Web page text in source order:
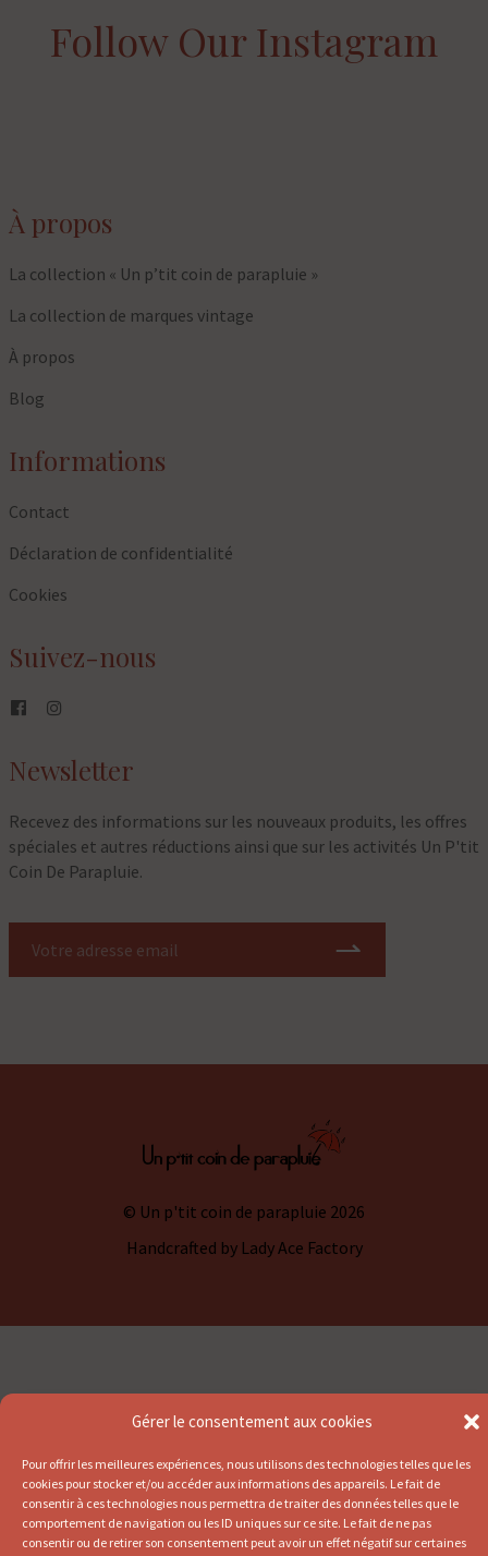
Gérer le consentement aux cookies
Pour offrir les meilleures expériences, nous utilisons des technologies telles que les
cookies pour stocker et/ou accéder aux informations des appareils. Le fait de
consentir à ces technologies nous permettra de traiter des données telles que le
comportement de navigation ou les ID uniques sur ce site. Le fait de ne pas
consentir ou de retirer son consentement peut avoir un effet négatif sur certaines
Follow Our Instagram
À propos
La collection « Un p’tit coin de parapluie »
La collection de marques vintage
À propos
Blog
Informations
Contact
Déclaration de confidentialité
Cookies
Suivez-nous
Newsletter
Recevez des informations sur les nouveaux produits, les offres
spéciales et autres réductions ainsi que sur les activités Un P'tit
Coin De Parapluie.
⇀
© Un p'tit coin de parapluie 2026
Handcrafted by Lady Ace Factory